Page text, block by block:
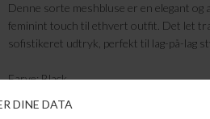
Denne sorte meshbluse er en elegant og
feminint touch til ethvert outfit. Det let
sofistikeret udtryk, perfekt til lag-på-lag
Farve: Black